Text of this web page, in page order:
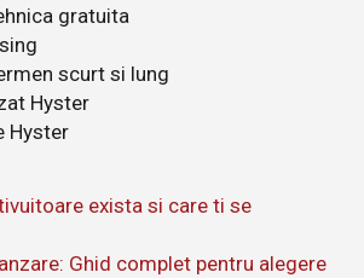
gratuita
scurt si lung
Hyster
Hyster
exista si care ti se
Ghid complet pentru alegere